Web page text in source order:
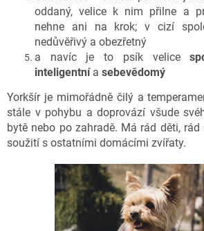
oddaný, velice k nim přilne a
nehne ani na krok; v cizí
nedůvěřivý a obezřetný
a navíc je to psík velice
inteligentnía sebevědomý
Yorkšír je mimořádně čilý a
stále v pohybu a doprovází všude
bytě nebo po zahradě. Má rád děti,
soužití s ostatními domácími zvířaty.